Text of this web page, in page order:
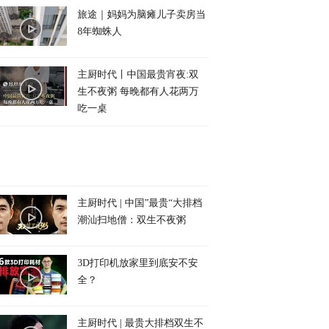
旅途｜妈妈为脑瘫儿子卖房当
8年蜘蛛人
主厨时代丨中国最贵宵夜:双
生不夜粥 每晚都有人花两万
吃一桌
主厨时代 | 中国”最贵“大排档
潮汕扫地僧：双生不夜粥
3D打印机放家里到底安不安
全？
主厨时代 | 最贵大排档双生不